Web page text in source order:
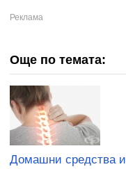
Още по темата:
Домашни средства и